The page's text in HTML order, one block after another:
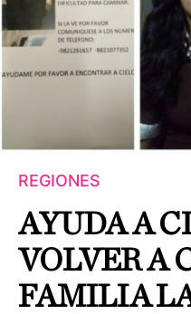
REGIONES
AYUDA A
VOLVER A
FAMILIA